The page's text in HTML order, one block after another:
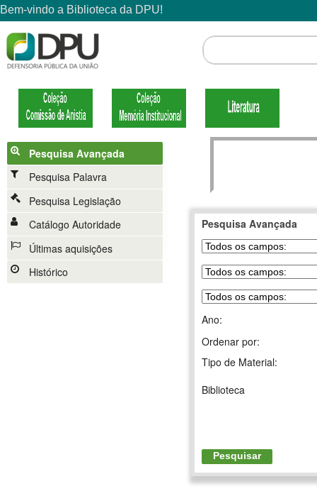
Pesquisa Avançada
Pesquisa Palavra
Pesquisa Legislação
Catálogo Autoridade
Últimas aquisições
Histórico
Pesquisa Avançada
Ano:
Ordenar por:
Tipo de Material:
Biblioteca
Pesquisar